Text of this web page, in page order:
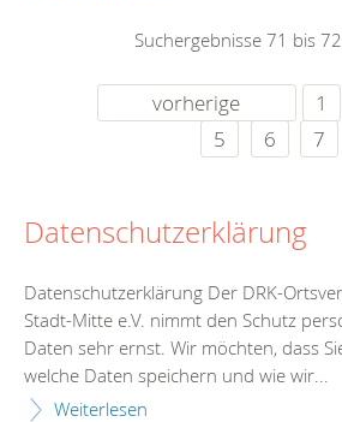
Suchergebnisse 71 bis
vorherige 1
5
6 7
Datenschutzerklärung
Datenschutzerklärung Der DRK-
Stadt-Mitte e.V. nimmt den Schutz
Daten sehr ernst. Wir möchten, dass
welche Daten speichern und wie wir...
Weiterlesen